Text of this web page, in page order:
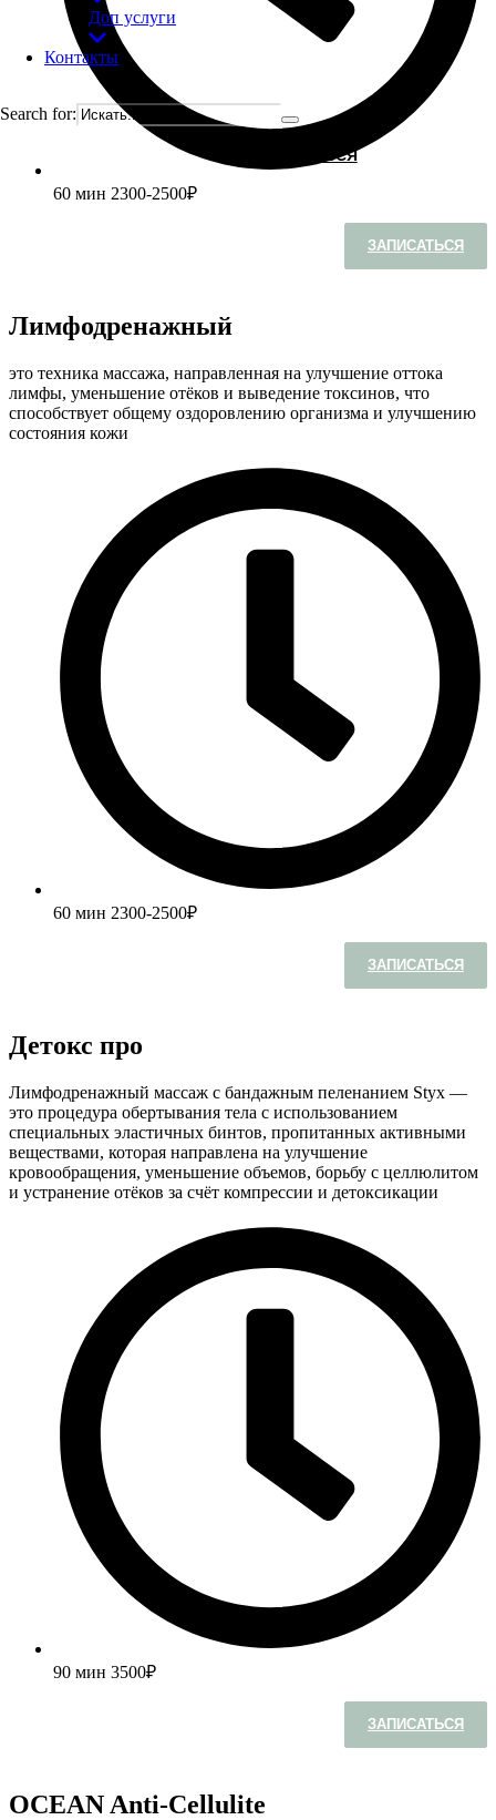
Доп услуги
Контакты
Search for:
ЗАПИСАТЬСЯ
60 мин 2300-2500₽
ЗАПИСАТЬСЯ
Лимфодренажный
это техника массажа, направленная на улучшение оттока
лимфы, уменьшение отёков и выведение токсинов, что
способствует общему оздоровлению организма и улучшению
состояния кожи
60 мин 2300-2500₽
ЗАПИСАТЬСЯ
Детокс про
Лимфодренажный массаж с бандажным пеленанием Styx —
это процедура обертывания тела с использованием
специальных эластичных бинтов, пропитанных активными
веществами, которая направлена на улучшение
кровообращения, уменьшение объемов, борьбу с целлюлитом
и устранение отёков за счёт компрессии и детоксикации
90 мин 3500₽
ЗАПИСАТЬСЯ
OCEAN Anti-Cellulite